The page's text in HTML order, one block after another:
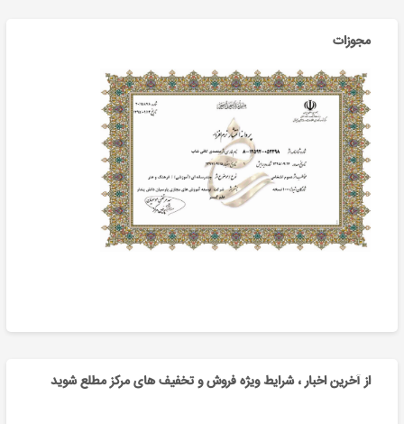
مجوزات
از آخرین اخبار ، شرایط ویژه فروش و تخفیف های مرکز مطلع شوید